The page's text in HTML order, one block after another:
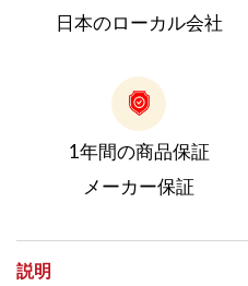
日本のローカル会社
1年間の商品保証
メーカー保証
説明